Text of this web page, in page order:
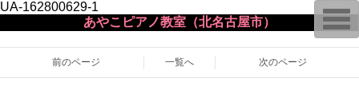
UA-162800629-1
あやこピアノ教室（北名古屋市）
前のページ 一覧へ 次のページ
T
o
g
g